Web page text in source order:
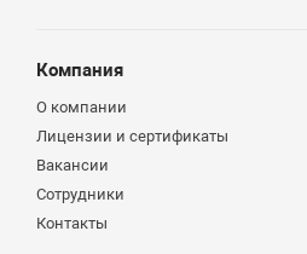
Компания
О компании
Лицензии и сертификаты
Вакансии
Сотрудники
Контакты